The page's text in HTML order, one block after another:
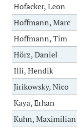
Hofacker, Leon
Hoffmann, Marc
Hoffmann, Tim
Hörz, Daniel
Illi, Hendik
Jirikowsky, Nico
Kaya, Erhan
Kuhn, Maximilian